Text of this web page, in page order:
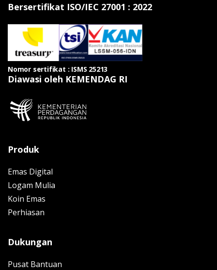
Bersertifikat ISO/IEC 27001 : 2022
Nomor sertifikat : ISMS 25213
Diawasi oleh KEMENDAG RI
Produk
Emas Digital
Logam Mulia
Koin Emas
Perhiasan
Dukungan
Pusat Bantuan